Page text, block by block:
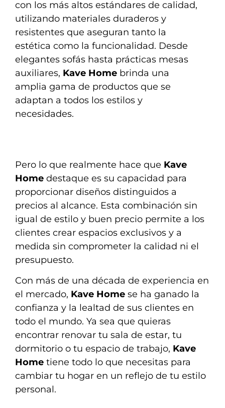
con los más altos estándares de calidad,
utilizando materiales duraderos y
resistentes que aseguran tanto la
estética como la funcionalidad. Desde
elegantes sofás hasta prácticas mesas
auxiliares, Kave Home brinda una
amplia gama de productos que se
adaptan a todos los estilos y
necesidades.
Pero lo que realmente hace que Kave
Home destaque es su capacidad para
proporcionar diseños distinguidos a
precios al alcance. Esta combinación sin
igual de estilo y buen precio permite a los
clientes crear espacios exclusivos y a
medida sin comprometer la calidad ni el
presupuesto.
Con más de una década de experiencia en
el mercado, Kave Home se ha ganado la
confianza y la lealtad de sus clientes en
todo el mundo. Ya sea que quieras
encontrar renovar tu sala de estar, tu
dormitorio o tu espacio de trabajo, Kave
Home tiene todo lo que necesitas para
cambiar tu hogar en un reflejo de tu estilo
personal.